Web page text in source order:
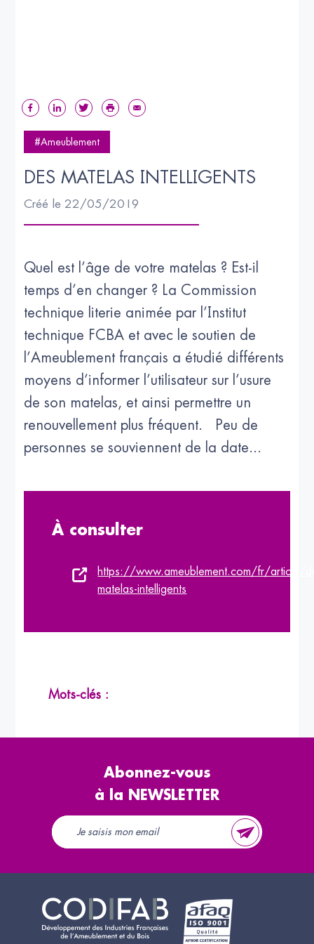
#Ameublement
DES MATELAS INTELLIGENTS
Créé le 22/05/2019
Quel est l’âge de votre matelas ? Est-il
temps d’en changer ? La Commission
technique literie animée par l’Institut
technique FCBA et avec le soutien de
l’Ameublement français a étudié différents
moyens d’informer l’utilisateur sur l’usure
de son matelas, et ainsi permettre un
renouvellement plus fréquent. Peu de
personnes se souviennent de la date...
À consulter
https://www.ameublement.com/fr/article/
matelas-intelligents
Mots-clés :
Abonnez-vous
à la NEWSLETTER